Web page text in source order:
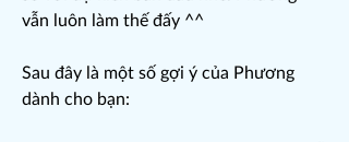
vẫn luôn làm thế đấy ^^
Sau đây là một số gợi ý của Phương
dành cho bạn: